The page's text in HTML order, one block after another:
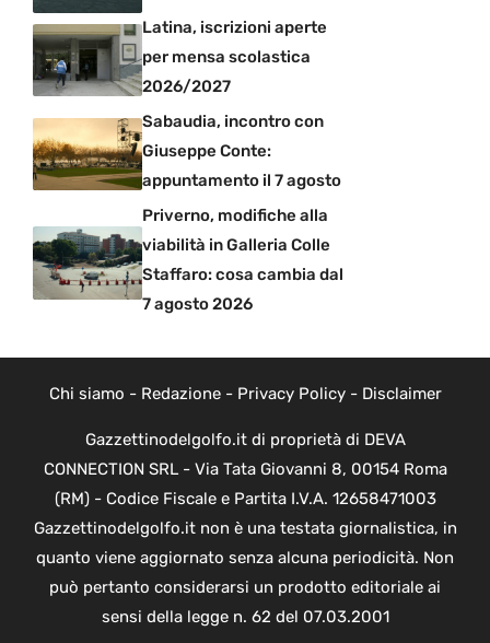
Latina, iscrizioni aperte
per mensa scolastica
2026/2027
Sabaudia, incontro con
Giuseppe Conte:
appuntamento il 7 agosto
Priverno, modifiche alla
viabilità in Galleria Colle
Staffaro: cosa cambia dal
7 agosto 2026
Chi siamo - Redazione- Privacy Policy- Disclaimer
Gazzettinodelgolfo.it di proprietà di DEVA
CONNECTION SRL - Via Tata Giovanni 8, 00154 Roma
(RM) - Codice Fiscale e Partita I.V.A. 12658471003
Gazzettinodelgolfo.it non è una testata giornalistica, in
quanto viene aggiornato senza alcuna periodicità. Non
può pertanto considerarsi un prodotto editoriale ai
sensi della legge n. 62 del 07.03.2001